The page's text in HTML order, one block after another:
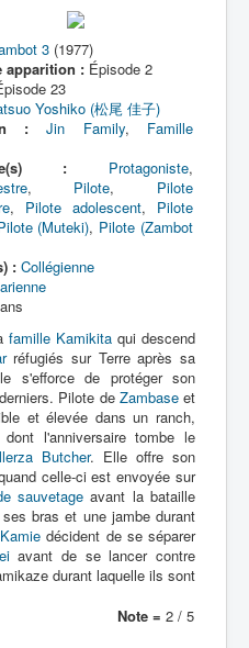
3(1977)
apparition :Épisode 2
23
Yoshiko (松尾 佳子)
:
Jin Family, Famille
:
Protagoniste,
, Pilote, Pilote
, Pilote adolescent, Pilote
(Muteki), Pilote (Zambot
: Collégienne
famille Kamikita qui descend
réfugiés sur Terre après sa
s'efforce de protéger son
Pilote de Zambaseet
et élevée dans un ranch,
l'anniversaire tombe le
Butcher. Elle offre son
celle-ci est envoyée sur
sauvetage avant la bataille
bras et une jambe durant
décident de se séparer
avant de se lancer contre
durant laquelle ils sont
Note = 2 / 5